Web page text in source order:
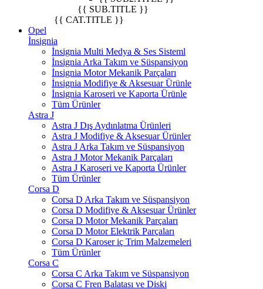
{{ SUB.TITLE }}
{{ CAT.TITLE }}
Opel
İnsignia
İnsignia Multi Medya & Ses Sisteml
İnsignia Arka Takım ve Süspansiyon
İnsignia Motor Mekanik Parçaları
İnsignia Modifiye & Aksesuar Ürünle
İnsignia Karoseri ve Kaporta Ürünle
Tüm Ürünler
Astra J
Astra J Dış Aydınlatma Ürünleri
Astra J Modifiye & Aksesuar Ürünler
Astra J Arka Takım ve Süspansiyon
Astra J Motor Mekanik Parçaları
Astra J Karoseri ve Kaporta Ürünler
Tüm Ürünler
Corsa D
Corsa D Arka Takım ve Süspansiyon
Corsa D Modifiye & Aksesuar Ürünler
Corsa D Motor Mekanik Parçaları
Corsa D Motor Elektrik Parçaları
Corsa D Karoser iç Trim Malzemeleri
Tüm Ürünler
Corsa C
Corsa C Arka Takım ve Süspansiyon
Corsa C Fren Balatası ve Diski